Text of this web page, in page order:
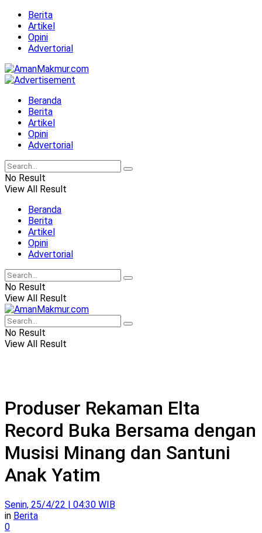
Berita
Artikel
Opini
Advertorial
Beranda
Berita
Artikel
Opini
Advertorial
No Result
View All Result
Beranda
Berita
Artikel
Opini
Advertorial
No Result
View All Result
No Result
View All Result
Produser Rekaman Elta
Record Buka Bersama dengan
Musisi Minang dan Santuni
Anak Yatim
Senin, 25/4/22 | 04:30 WIB
in Berita
0